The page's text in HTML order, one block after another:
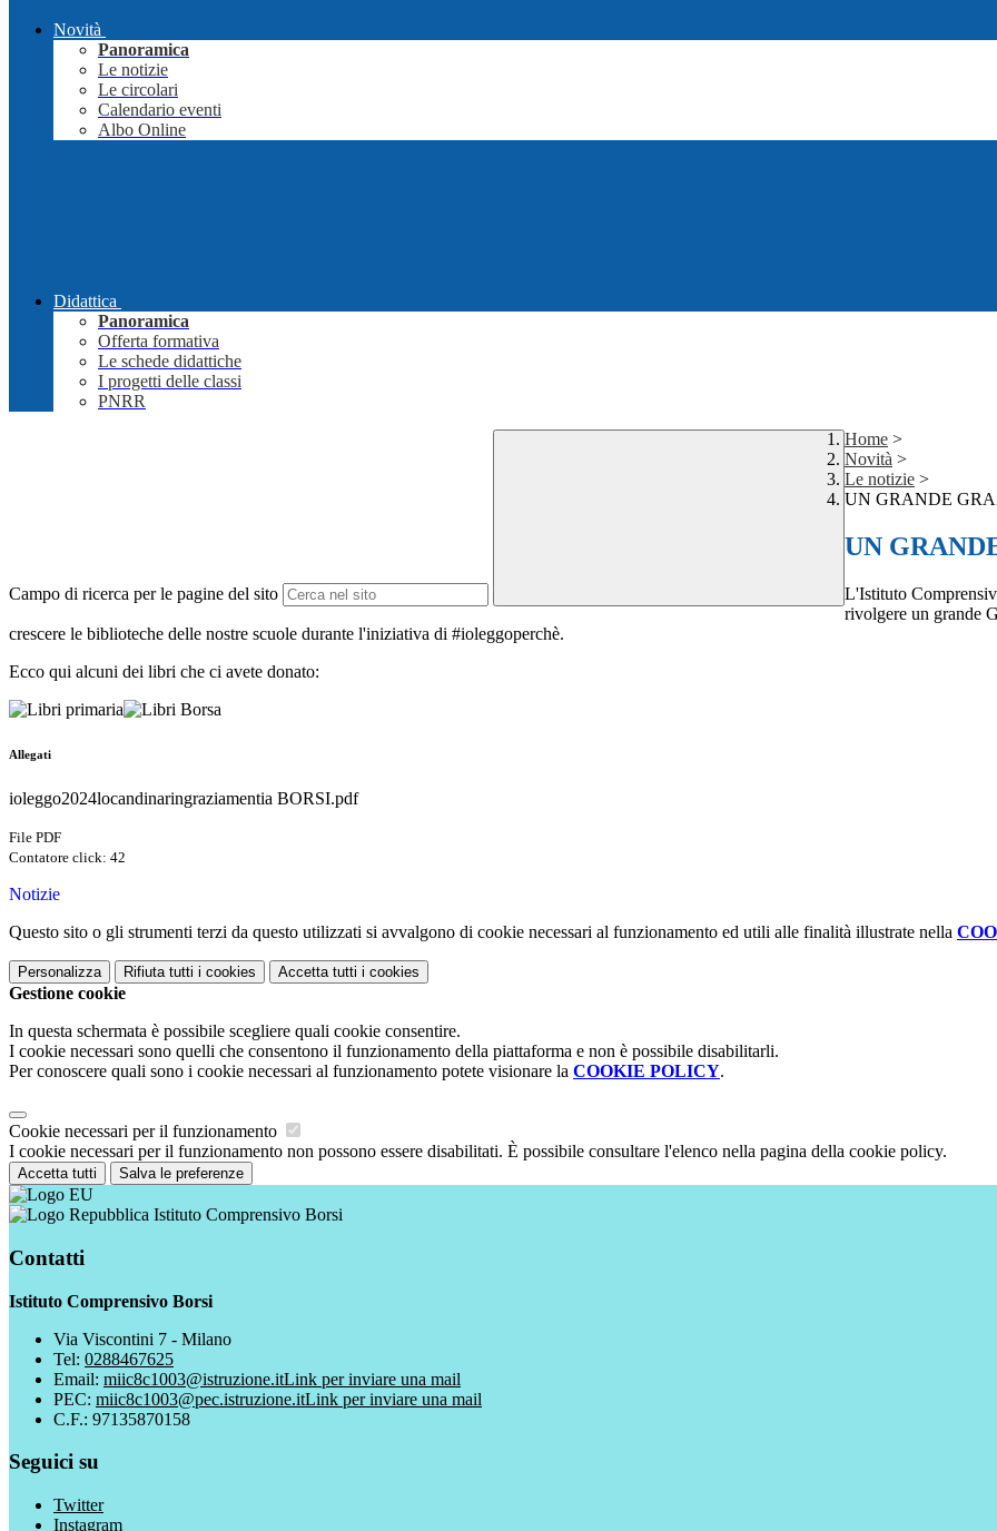
Novità
Panoramica
Le notizie
Le circolari
Calendario eventi
Albo Online
Didattica
Panoramica
Offerta formativa
Le schede didattiche
I progetti delle classi
PNRR
Campo di ricerca per le pagine del sito
Home >
Novità >
Le notizie >
UN GRANDE
UN
L'Istituto
rivolgere un grande
crescere le biblioteche delle nostre scuole durante l'iniziativa di #ioleggoperchè.
Ecco qui alcuni dei libri che ci avete donato:
Allegati
ioleggo2024locandinaringraziamentia BORSI.pdf
File PDF
Contatore click: 42
Notizie
Questo sito o gli strumenti terzi da questo utilizzati si avvalgono di cookie necessari al funzionamento ed utili alle finalità illustrate nella
Personalizza Rifiuta tutti i cookies Accetta tutti i cookies
Gestione cookie
In questa schermata è possibile scegliere quali cookie consentire.
I cookie necessari sono quelli che consentono il funzionamento della piattaforma e non è possibile disabilitarli.
Per conoscere quali sono i cookie necessari al funzionamento potete visionare la COOKIE POLICY.
Cookie necessari per il funzionamento
I cookie necessari per il funzionamento non possono essere disabilitati. È possibile consultare l'elenco nella pagina della cookie policy.
Accetta tutti Salva le preferenze
Istituto Comprensivo Borsi
Contatti
Istituto Comprensivo Borsi
Via Viscontini 7 - Milano
Tel: 0288467625
Email: miic8c1003@istruzione.itLink per inviare una mail
PEC: miic8c1003@pec.istruzione.itLink per inviare una mail
C.F.: 97135870158
Seguici su
Twitter
Instagram